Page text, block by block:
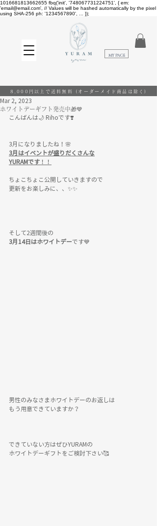
1016681813662655 fbq('init', '748067731224751', { em:
'email@email.com', // Values will be hashed automatically by the pixel
using SHA-256 ph: '1234567890', ... });
​MY PAGE
8,000円以上で送料無料 (オーダーメイド商品は除く)
ホワイトデーギフト発売中🎁💙
Mar 2, 2023
こんばんは🌙 Rihoです❣️
3月になりましたね！🌸
3月はイベントが盛りだくさんな
YURAMです ！！
ちょこちょこ公開していきますので
更新をお楽しみに、、✨✨
そして2週間後の
3月14日はホワイトデーです💙
男性のみなさまホワイトデーのお返しは
もう用意できていますか？
できていない方はぜひYURAMの
ホワイトデーギフトをご検討下さい🥰